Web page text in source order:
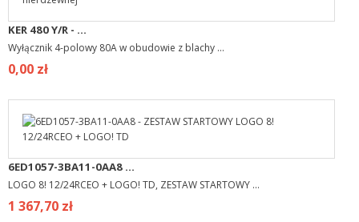
KER 480 Y/R - ...
Wyłącznik 4-polowy 80A w obudowie z blachy ...
0,00 zł
6ED1057-3BA11-0AA8 ...
LOGO 8! 12/24RCEO + LOGO! TD, ZESTAW STARTOWY ...
1 367,70 zł